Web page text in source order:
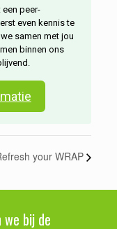
peer-
even kennis te
samen met jou
binnen ons
your WRAP
bij de